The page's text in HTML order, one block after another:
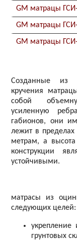
GM матрацы
GM матрацы
GM матрацы
Созданные из
кручения
собой
усиленную
габионов, они
лежит в
метрам, а
конструкции
устойчивыми.
матрасы из
следующих целей:
укрепление
грунтовых